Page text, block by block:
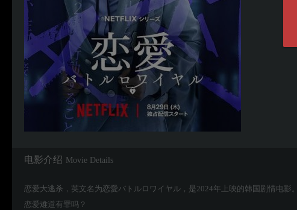
电影介绍 Movie Details
恋爱大逃杀，英文名为恋愛バトルロワイヤル，是2024年上映的韩国剧情电影。
恋爱难道有罪吗？